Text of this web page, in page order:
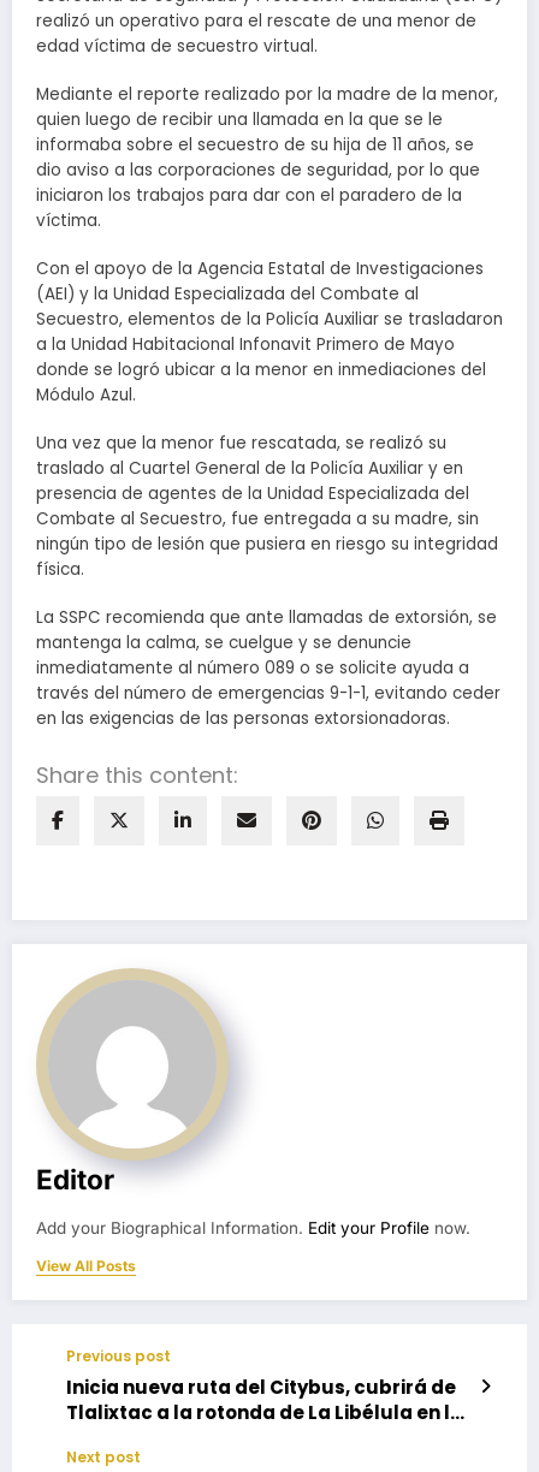
realizó un operativo para el rescate de una menor de
edad víctima de secuestro virtual.
Mediante el reporte realizado por la madre de la menor,
quien luego de recibir una llamada en la que se le
informaba sobre el secuestro de su hija de 11 años, se
dio aviso a las corporaciones de seguridad, por lo que
iniciaron los trabajos para dar con el paradero de la
víctima.
Con el apoyo de la Agencia Estatal de Investigaciones
(AEI) y la Unidad Especializada del Combate al
Secuestro, elementos de la Policía Auxiliar se trasladaron
a la Unidad Habitacional Infonavit Primero de Mayo
donde se logró ubicar a la menor en inmediaciones del
Módulo Azul.
Una vez que la menor fue rescatada, se realizó su
traslado al Cuartel General de la Policía Auxiliar y en
presencia de agentes de la Unidad Especializada del
Combate al Secuestro, fue entregada a su madre, sin
ningún tipo de lesión que pusiera en riesgo su integridad
física.
La SSPC recomienda que ante llamadas de extorsión, se
mantenga la calma, se cuelgue y se denuncie
inmediatamente al número 089 o se solicite ayuda a
través del número de emergencias 9-1-1, evitando ceder
en las exigencias de las personas extorsionadoras.
Share this content:
Editor
Add your Biographical Information. Edit your Profile now.
View All Posts
Previous post
Inicia nueva ruta del Citybus, cubrirá de
Tlalixtac a la rotonda de La Libélula en la
Next post